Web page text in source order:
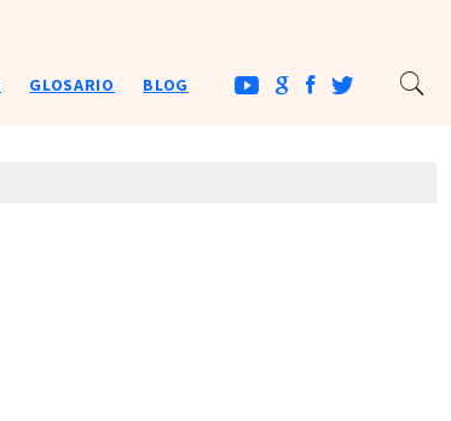
GLOSARIO BLOG